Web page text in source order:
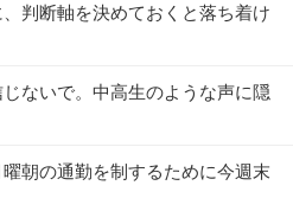
判断軸を決めておくと落ち着け
じないで。中高生のような声に隠
朝の通勤を制するために今週末